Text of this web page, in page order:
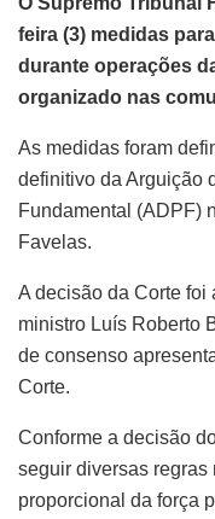
feira (3) medidas
durante operações
organizado nas
As medidas foram
definitivo da Arguição
Fundamental (ADPF)
Favelas.
A decisão da Corte foi
ministro Luís Roberto
de consenso
Corte.
Conforme a decisão
seguir diversas regras
proporcional da força